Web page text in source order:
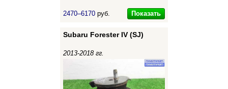
2470–6170 руб. Показать
Subaru Forester IV (SJ)
2013-2018 гг.